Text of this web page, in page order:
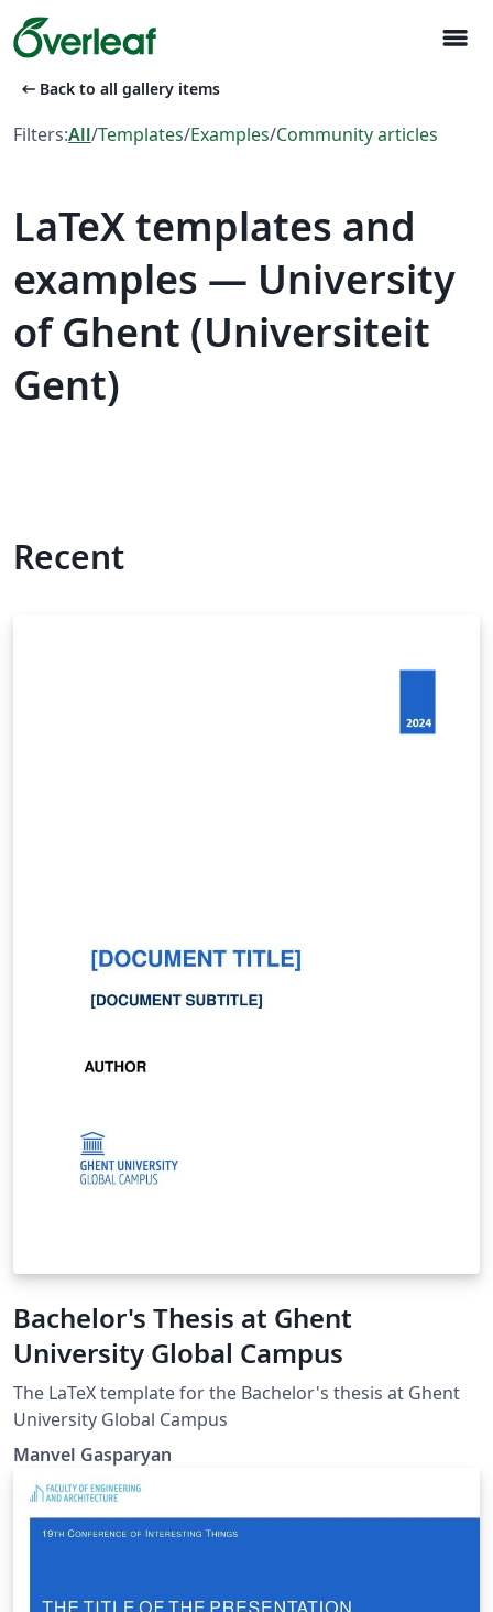
menu
arrow_left_alt Back to all gallery items
Filters:All/Templates/Examples/Community articles
LaTeX templates and
examples — University
of Ghent (Universiteit
Gent)
Recent
Bachelor's Thesis at Ghent
University Global Campus
The LaTeX template for the Bachelor's thesis at Ghent
University Global Campus
Manvel Gasparyan